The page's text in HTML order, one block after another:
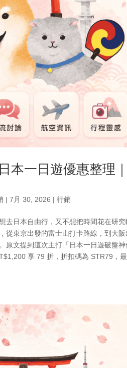
本一日遊優惠整理
|7月 30, 2026 |行銷
去日本自由行，又不想把時間花在研
從東京出發的富士山打卡路線，到大
原文提到這次主打「日本一日遊破盤
享 79 折，折扣碼為 STR79，